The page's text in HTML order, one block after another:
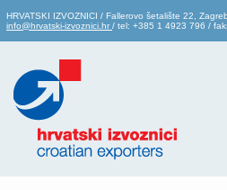
HRVATSKI IZVOZNICI / Fallerovo šetalište 22,
info@hrvatski-izvoznici.hr / tel: +385 1 4923 796 /